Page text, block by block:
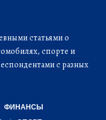
статьями о
спорте и
с разных
ФИНАНСЫ